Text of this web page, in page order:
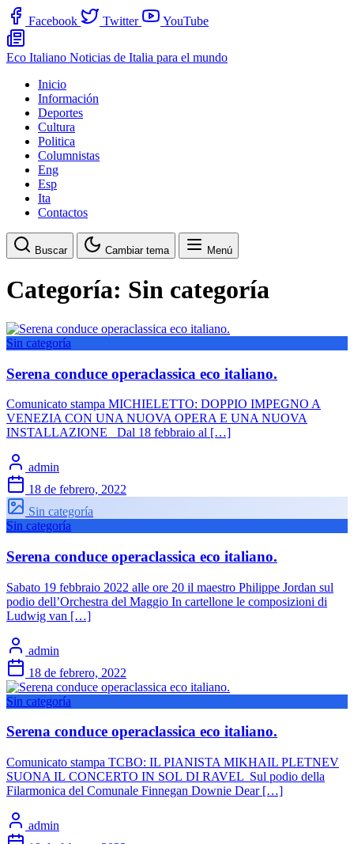
Facebook Twitter YouTube
Eco Italiano Noticias de Italia para el mundo
Inicio
Información
Deportes
Cultura
Politica
Columnistas
Eng
Esp
Ita
Contactos
Buscar Cambiar tema Menú
Categoría: Sin categoría
Sin categoría
Serena conduce operaclassica eco italiano.
Comunicato stampa MICHIELETTO: DOPPIO IMPEGNO A
VENEZIA CON UNA NUOVA OPERA E UNA NUOVA
INSTALLAZIONE Dal 18 febbraio al […]
admin
18 de febrero, 2022
Sin categoría
Sin categoría
Serena conduce operaclassica eco italiano.
Sabato 19 febbraio 2022 alle ore 20 il maestro Philippe Jordan sul
podio dell’Orchestra del Maggio In cartellone le composizioni di
Ludwig van […]
admin
18 de febrero, 2022
Sin categoría
Serena conduce operaclassica eco italiano.
Comunicato stampa TCBO: IL PIANISTA MIKHAIL PLETNEV
SUONA IL CONCERTO IN SOL DI RAVEL Sul podio della
Filarmonica del Comunale Finnegan Downie Dear […]
admin